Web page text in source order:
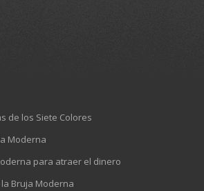
de los Siete Colores
Moderna
para atraer el dinero
Bruja Moderna